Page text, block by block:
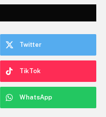
Twitter
TikTok
WhatsApp